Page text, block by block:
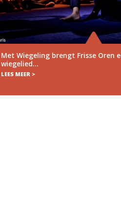
Frisse Oren een ode aan het